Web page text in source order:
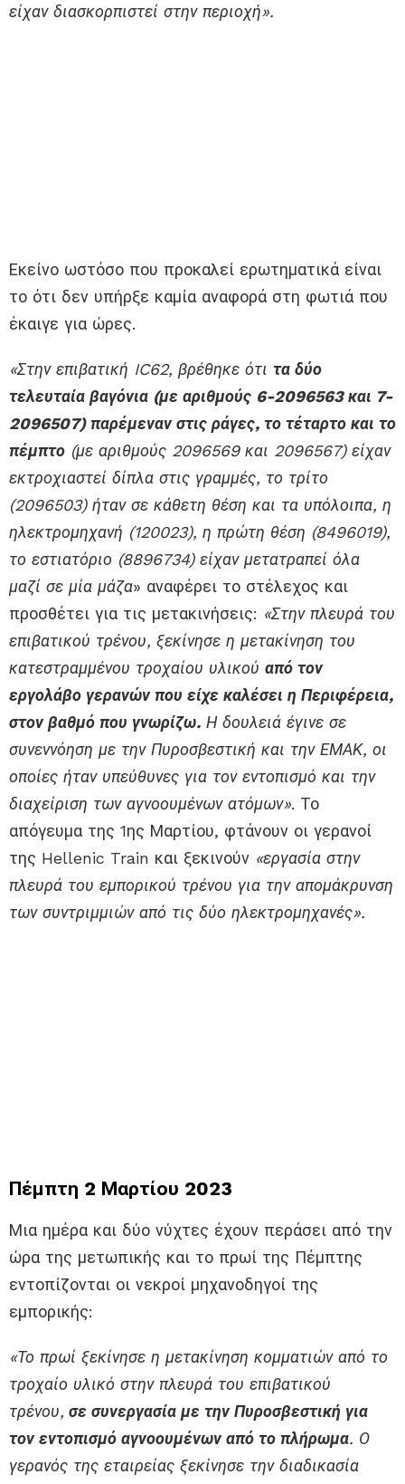
είχαν διασκορπιστεί στην περιοχή».
Εκείνο ωστόσο που προκαλεί ερωτηματικά είναι
το ότι δεν υπήρξε καμία αναφορά στη φωτιά που
έκαιγε για ώρες.
«Στην επιβατική IC62, βρέθηκε ότι τα δύο
τελευταία βαγόνια (με αριθμούς 6-2096563 και 7-
2096507) παρέμεναν στις ράγες, το τέταρτο και το
πέμπτο (με αριθμούς 2096569 και 2096567) είχαν
εκτροχιαστεί δίπλα στις γραμμές, το τρίτο
(2096503) ήταν σε κάθετη θέση και τα υπόλοιπα, η
ηλεκτρομηχανή (120023), η πρώτη θέση (8496019),
το εστιατόριο (8896734) είχαν μετατραπεί όλα
μαζί σε μία μάζα» αναφέρει το στέλεχος και
προσθέτει για τις μετακινήσεις: «Στην πλευρά του
επιβατικού τρένου, ξεκίνησε η μετακίνηση του
κατεστραμμένου τροχαίου υλικού από τον
εργολάβο γερανών που είχε καλέσει η Περιφέρεια,
στον βαθμό που γνωρίζω. Η δουλειά έγινε σε
συνεννόηση με την Πυροσβεστική και την ΕΜΑΚ, οι
οποίες ήταν υπεύθυνες για τον εντοπισμό και την
διαχείριση των αγνοουμένων ατόμων». Το
απόγευμα της 1ης Μαρτίου, φτάνουν οι γερανοί
της Hellenic Train και ξεκινούν «εργασία στην
πλευρά του εμπορικού τρένου για την απομάκρυνση
των συντριμμιών από τις δύο ηλεκτρομηχανές».
Πέμπτη 2 Μαρτίου 2023
Μια ημέρα και δύο νύχτες έχουν περάσει από την
ώρα της μετωπικής και το πρωί της Πέμπτης
εντοπίζονται οι νεκροί μηχανοδηγοί της
εμπορικής:
«Το πρωί ξεκίνησε η μετακίνηση κομματιών από το
τροχαίο υλικό στην πλευρά του επιβατικού
τρένου, σε συνεργασία με την Πυροσβεστική για
τον εντοπισμό αγνοουμένων από το πλήρωμα. Ο
γερανός της εταιρείας ξεκίνησε την διαδικασία